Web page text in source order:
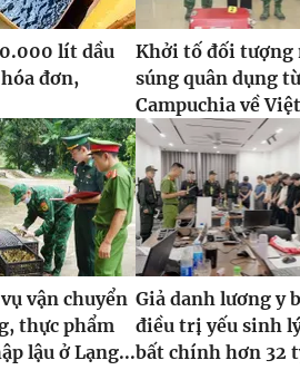
lít dầu
đơn,
Khởi tố đối tượng
súng quân dụng
Campuchia về
vận chuyển
thực phẩm
lậu ở Lạng...
Giả danh lương y
điều trị yếu sinh
bất chính hơn 32